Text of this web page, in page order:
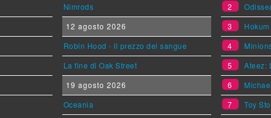
Nimrods
12 agosto 2026
Robin Hood - Il prezzo del sangue
La fine di Oak Street
19 agosto 2026
Oceania
2
3
Hokum
4
5
Ateez:
6
Michael
7
Toy